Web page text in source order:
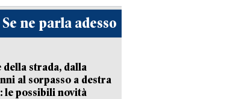
Se ne parla adesso
della strada, dalla
al sorpasso a destra
le possibili novità